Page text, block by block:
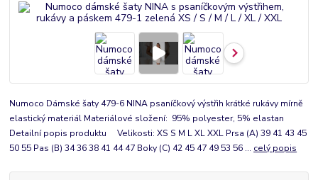
Numoco Dámské šaty 479-6 NINA psaníčkový výstřih krátké rukávy mírně
elastický materiál Materiálové složení: 95% polyester, 5% elastan
Detailní popis produktu Velikosti: XS S M L XL XXL Prsa (A) 39 41 43 45
50 55 Pas (B) 34 36 38 41 44 47 Boky (C) 42 45 47 49 53 56 ... celý popis